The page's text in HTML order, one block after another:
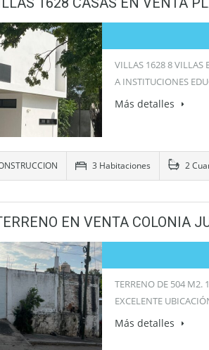
VILLAS 1628 8 VILLAS
A INSTITUCIONES
Más detalles
3 Habitaciones 2
EN VENTA COLONIA
TERRENO DE 504 M2.
EXCELENTE
Más detalles